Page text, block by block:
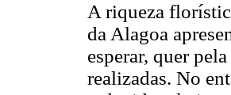
A riqueza
da Alagoa
esperar, quer
realizadas. No